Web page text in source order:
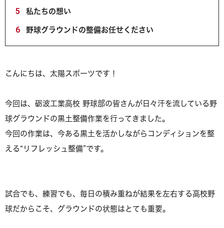
5 私たちの想い
6 野球グラウンドの整備お任せください
こんにちは、太陽スポーツです！
今回は、砺波工業高校 野球部の皆さんが日々汗を流している野
球グラウンドの黒土整備作業を行ってきました。
今回の作業は、今ある黒土を活かしながらコンディションを整
える“リフレッシュ整備”です。
試合でも、練習でも、毎日の積み重ねが結果を左右する高校野
球だからこそ、グラウンドの状態はとても重要。